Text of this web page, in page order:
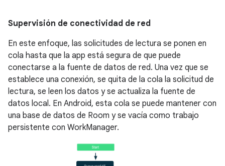
Supervisión de conectividad de red
En este enfoque, las solicitudes de lectura se ponen en
cola hasta que la app está segura de que puede
conectarse a la fuente de datos de red. Una vez que se
establece una conexión, se quita de la cola la solicitud de
lectura, se leen los datos y se actualiza la fuente de
datos local. En Android, esta cola se puede mantener con
una base de datos de Room y se vacía como trabajo
persistente con WorkManager.